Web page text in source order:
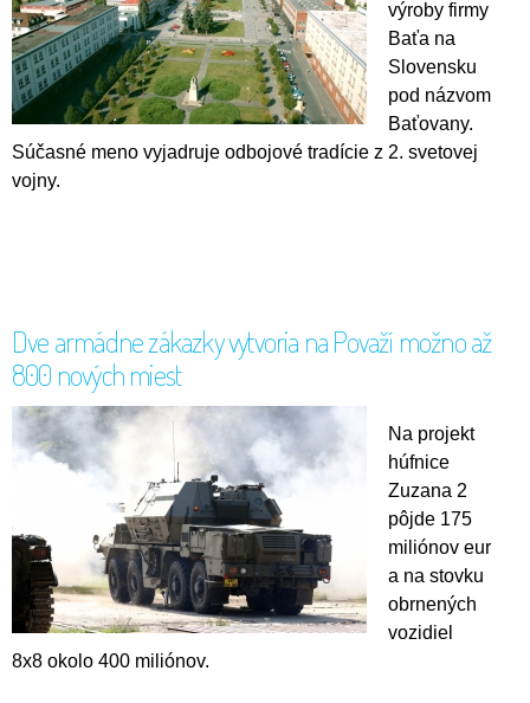
výroby firmy
Baťa na
Slovensku
pod názvom
Baťovany.
Súčasné meno vyjadruje odbojové tradície z 2. svetovej
vojny.
Dve armádne zákazky vytvoria na Považí možno až
800 nových miest
Na projekt
húfnice
Zuzana 2
pôjde 175
miliónov eur
a na stovku
obrnených
vozidiel
8x8 okolo 400 miliónov.